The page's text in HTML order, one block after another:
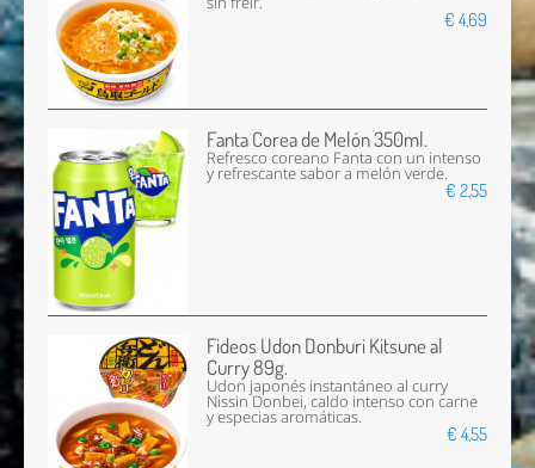
€ 4,69
Fanta Corea de Melón 350ml.
Refresco coreano Fanta con un intenso
y refrescante sabor a melón verde.
€ 2,55
Fideos Udon Donburi Kitsune al
Curry 89g.
Udon japonés instantáneo al curry
Nissin Donbei, caldo intenso con carne
y especias aromáticas.
€ 4,55